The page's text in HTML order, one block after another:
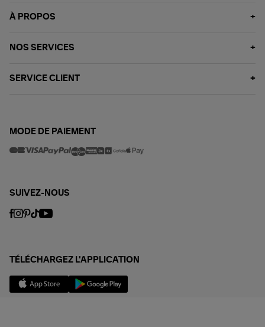
À PROPOS
NOS SERVICES
SERVICE CLIENT
MODE DE PAIEMENT
SUIVEZ-NOUS
TÉLÉCHARGEZ L'APPLICATION